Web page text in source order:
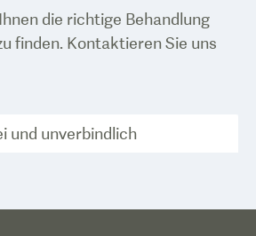
und unverbindlich
die richtige Behandlung
finden. Kontaktieren Sie uns